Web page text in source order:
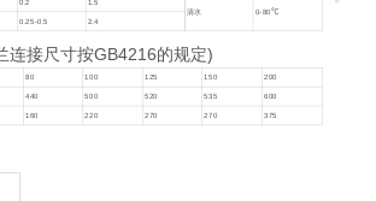
0.2
1.5
清水
0-80℃
0.25-0.5 2.4
连接尺寸按GB4216的规定)
80 100 125 150 200
440 500 520 535 600
160 220 270 270 375